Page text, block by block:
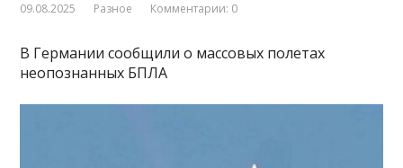
09.08.2025 Разное Комментарии: 0
В Германии сообщили о массовых полетах
неопознанных БПЛА